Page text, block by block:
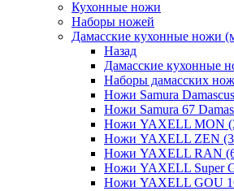
Кухонные ножи
Наборы ножей
Дамасские кухонные ножи
Назад
Дамасские кухонные
Наборы дамасских
Ножи Samura
Ножи Samura 67
Ножи YAXELL MON
Ножи YAXELL ZEN
Ножи YAXELL RAN
Ножи YAXELL Super
Ножи YAXELL GOU